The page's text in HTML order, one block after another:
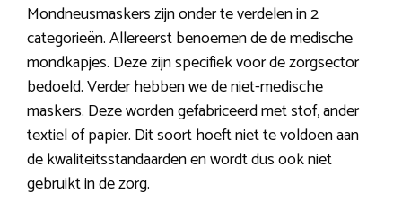
Mondneusmaskers zijn onder te verdelen in 2
categorieën. Allereerst benoemen de de medische
mondkapjes. Deze zijn specifiek voor de zorgsector
bedoeld. Verder hebben we de niet-medische
maskers. Deze worden gefabriceerd met stof, ander
textiel of papier. Dit soort hoeft niet te voldoen aan
de kwaliteitsstandaarden en wordt dus ook niet
gebruikt in de zorg.